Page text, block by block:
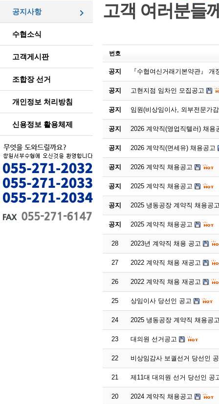
공지사항
수협소식
고객게시판
조합장 선거
개인정보 처리방침
신용정보 활용체제
고객 여러분들
번호
공지 『수협여신거래기본약관』 개
공지 고현지점 임차인 모집공고
공지 임원(비상임이사, 외부전문가
공지 2026 계약직(영업직텔러) 채용
공지 2026 계약직(면세유) 채용공고
공지 2026 계약직 채용공고
공지 2025 계약직 채용공고
공지 2025 냉동공장 계약직 채용공
공지 2025 계약직 채용공고
28 2023년 계약직 채용 공고
27 2022 계약직 채용 재공고
26 2022 계약직 채용 재공고
25 상임이사 당선인 공고
24 2025 냉동공장 계약직 채용공
23 대의원 선거공고
22 비상임감사 보궐선거 당선인
21 제11대 대의원 선거 당선인 공
20 2024 계약직 채용공고